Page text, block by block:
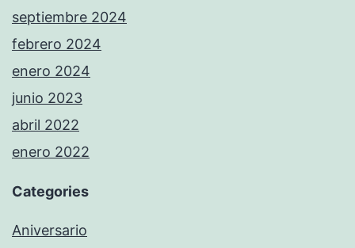
septiembre 2024
febrero 2024
enero 2024
junio 2023
abril 2022
enero 2022
Categories
Aniversario